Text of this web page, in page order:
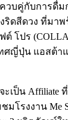
คู่กับการดื่ม
ดสีดวง ที่มา
โปร
ญี่ปุ่น แอสต้
เป็น
รงงาน Me